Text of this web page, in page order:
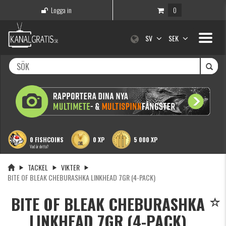
Logga in 0
Toggle
SV SEK
0 FISHCOINS
Vad är detta?
0 XP 5 000 XP
TACKEL
VIKTER
BITE OF BLEAK CHEBURASHKA LINKHEAD 7GR (4-PACK)
BITE OF BLEAK CHEBURASHKA
LINKHEAD 7GR (4-PACK)